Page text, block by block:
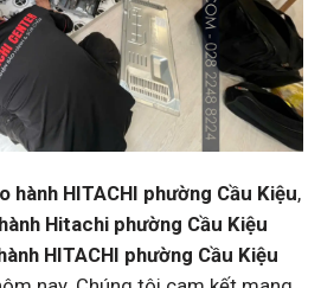
hành HITACHI phường Cầu Kiệu,
Hitachi phường Cầu Kiệu
HITACHI phường Cầu Kiệu